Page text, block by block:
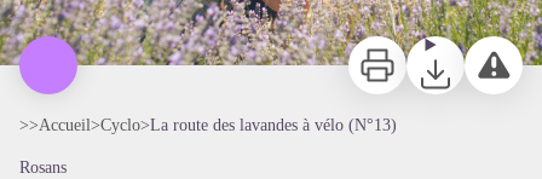
ImprimerTéléchargerSignaler
>>Accueil>Cyclo>La route des lavandes à vélo (N°13)
Rosans